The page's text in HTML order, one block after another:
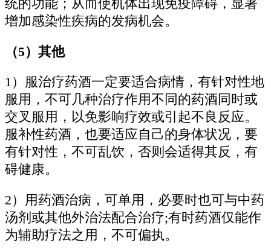
统的功能；从而使机体出现免疫障碍，显著
增加感染性疾病的发病机会。
（5）其他
1）服治疗药酒一定要适合病情，有针对性地
服用，不可几种治疗作用不同的药酒同时或
交叉服用，以免影响疗效或引起不良反应。
服补性药酒，也要适应自己的身体状况，要
有针对性，不可乱饮，否则会适得其反，有
碍健康。
2）用药酒治病，可单用，必要时也可与中药
汤剂或其他外治法配合治疗;有时药酒仅能作
为辅助疗法之用，不可偏执。